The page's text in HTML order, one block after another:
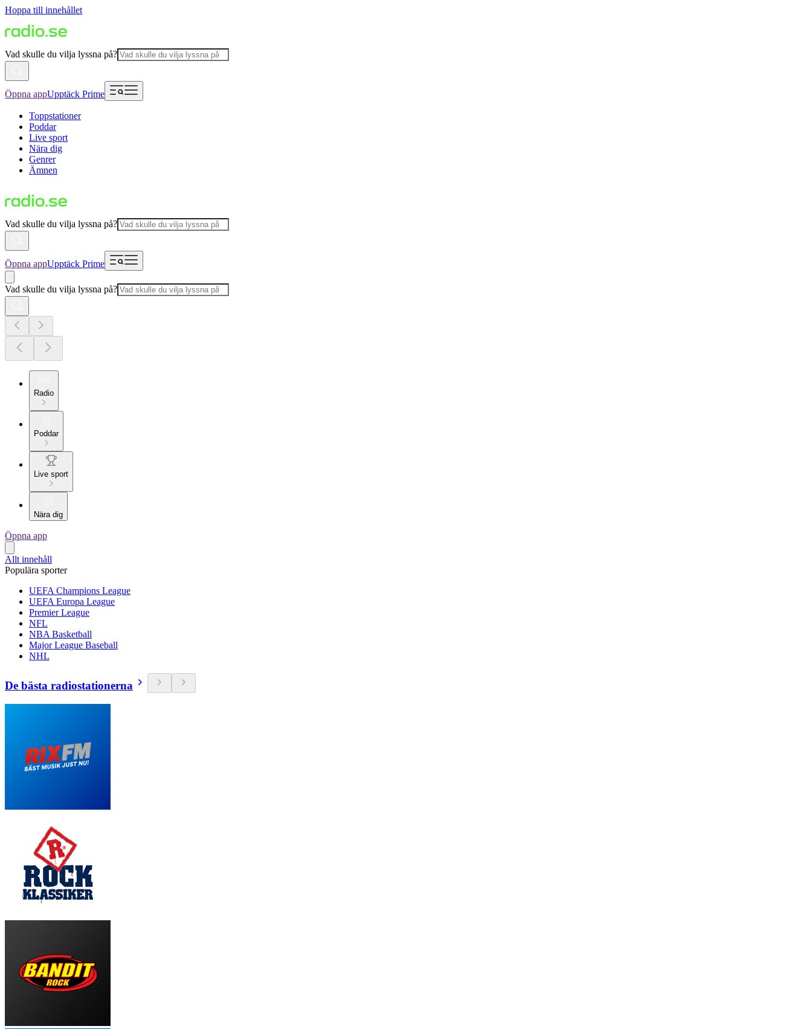
Hoppa till innehållet
Vad skulle du vilja lyssna på?
Öppna appUpptäck Prime
Toppstationer
Poddar
Live sport
Nära dig
Genrer
Ämnen
Vad skulle du vilja lyssna på?
Öppna appUpptäck Prime
Vad skulle du vilja lyssna på?
Radio
Poddar
Live sport
Nära dig
Öppna app
Allt innehåll
Populära sporter
UEFA Champions League
UEFA Europa League
Premier League
NFL
NBA Basketball
Major League Baseball
NHL
De bästa radiostationerna